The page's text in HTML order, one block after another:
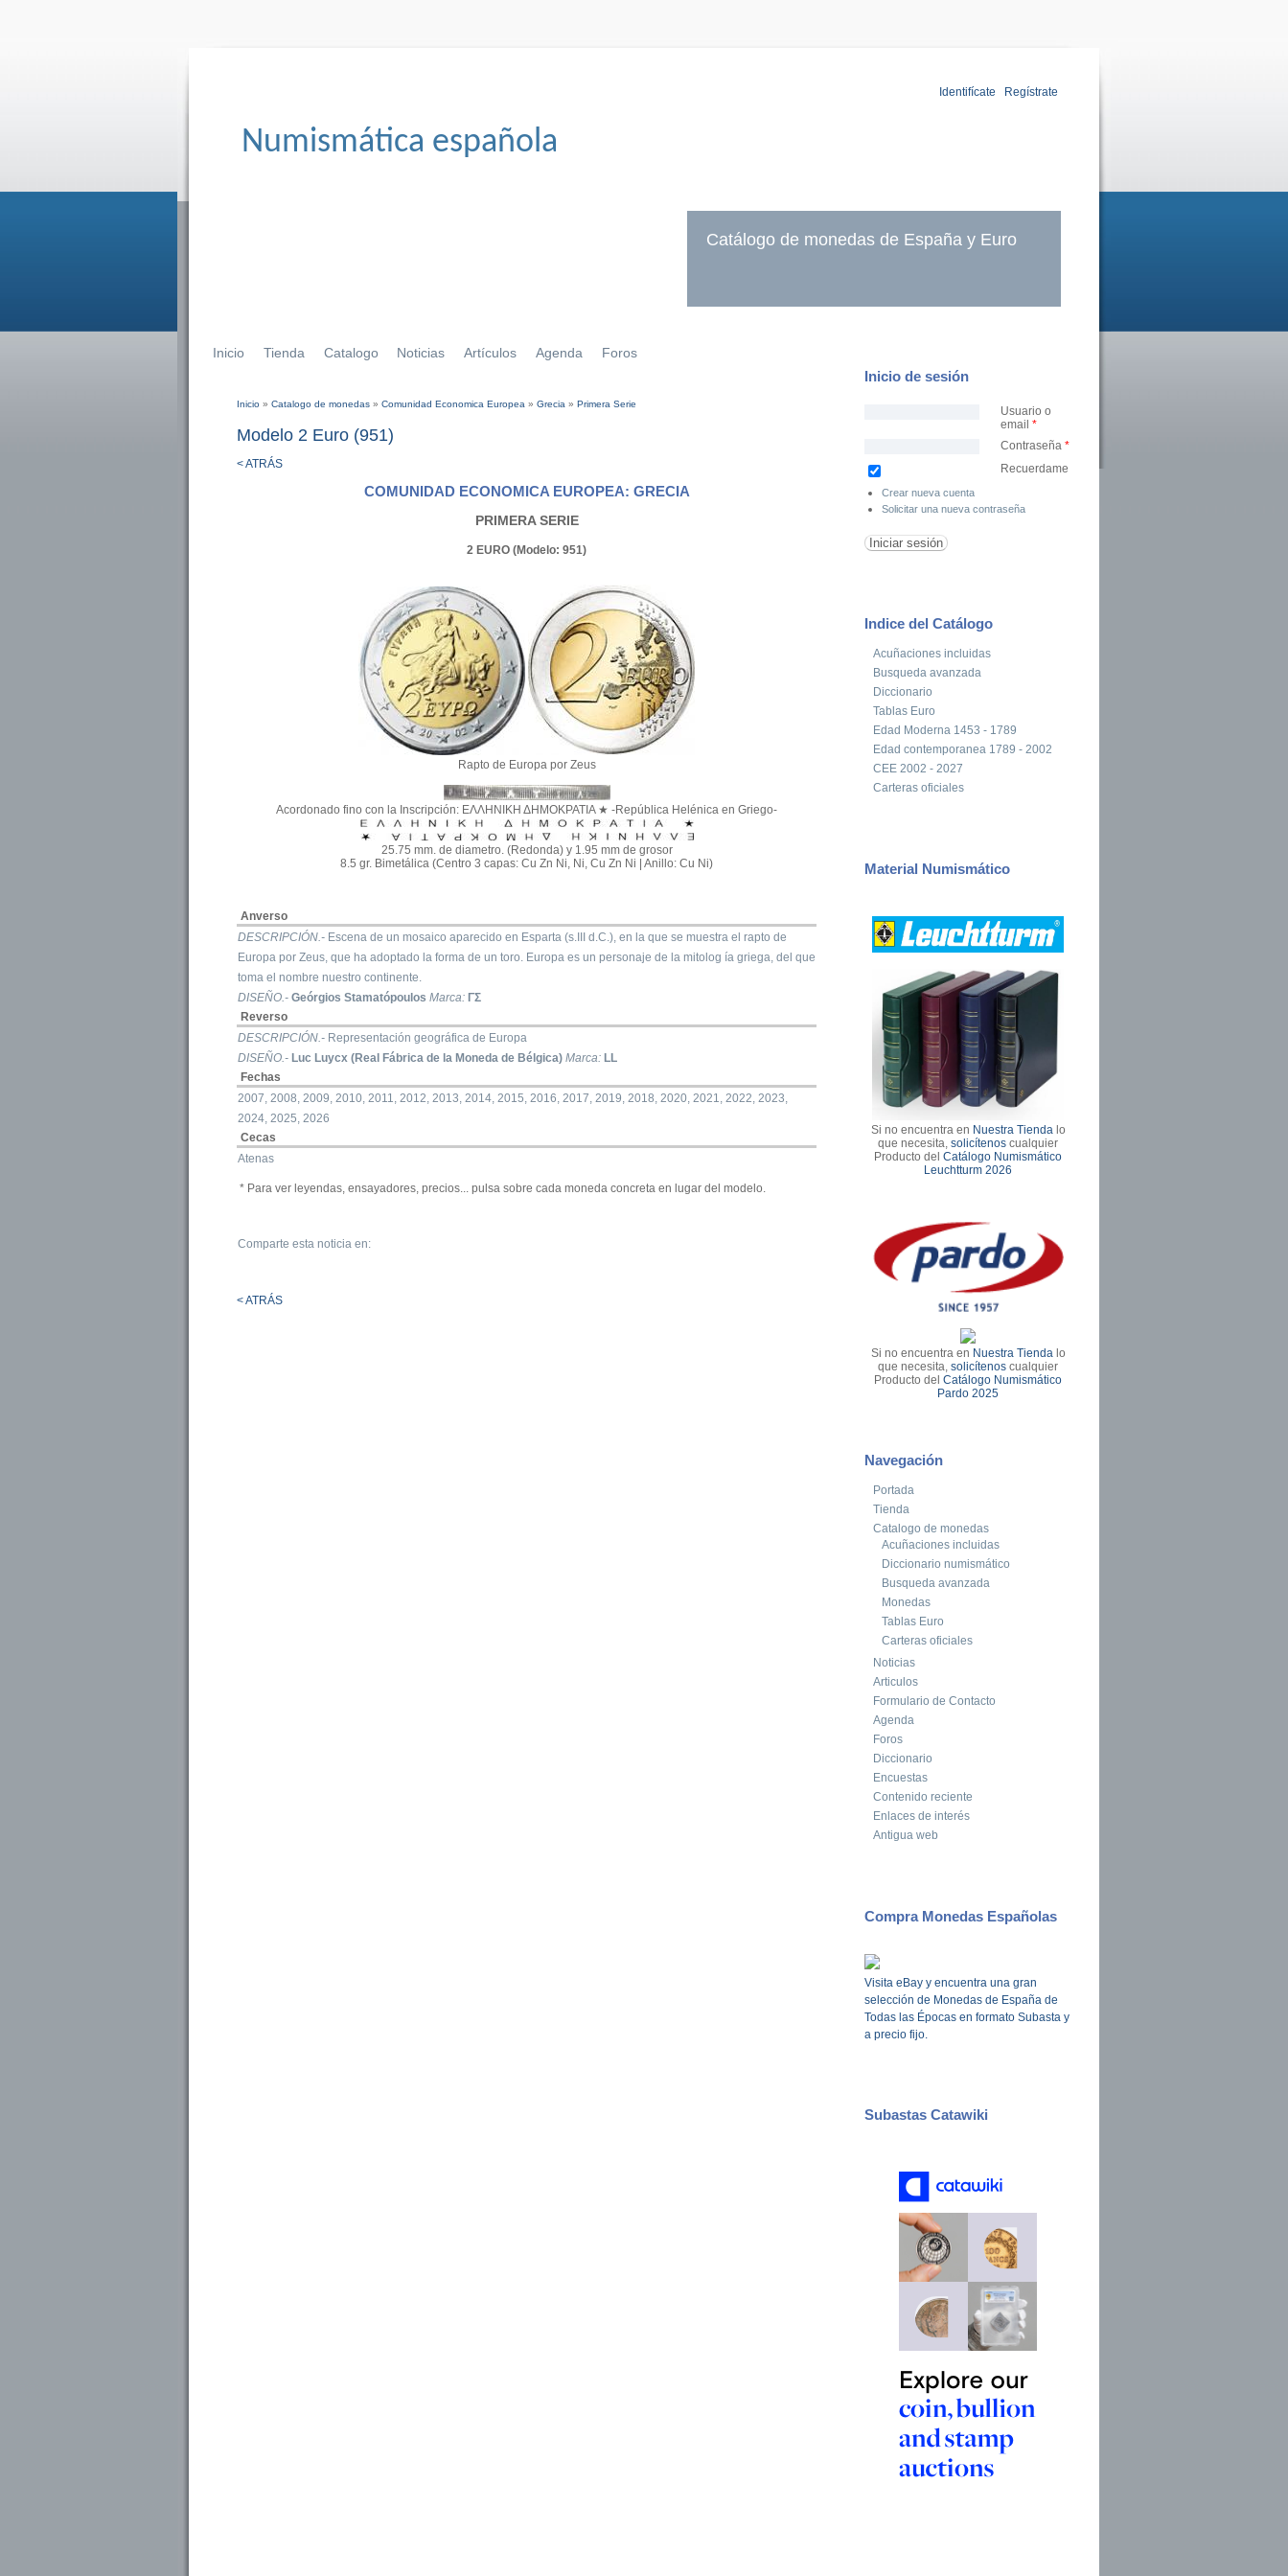
Numismática española
Identifícate Regístrate
Catálogo de monedas de España y Euro
Inicio Tienda Catalogo Noticias Artículos Agenda Foros
Inicio » Catalogo de monedas » Comunidad Economica Europea » Grecia » Primera Serie
Modelo 2 Euro (951)
< ATRÁS
COMUNIDAD ECONOMICA EUROPEA: GRECIA
PRIMERA SERIE
2 EURO (Modelo: 951)
Rapto de Europa por Zeus
Acordonado fino con la Inscripción: ΕΛΛΗΝΙΚΗ ΔΗΜΟΚΡΑΤΙΑ ★ -República Helénica en Griego-
25.75 mm. de diametro. (Redonda) y 1.95 mm de grosor
8.5 gr. Bimetálica (Centro 3 capas: Cu Zn Ni, Ni, Cu Zn Ni | Anillo: Cu Ni)
Anverso
DESCRIPCIÓN.- Escena de un mosaico aparecido en Esparta (s.III d.C.), en la que se muestra el rapto de
Europa por Zeus, que ha adoptado la forma de un toro. Europa es un personaje de la mitolog ía griega, del que
toma el nombre nuestro continente.
DISEÑO.- Geórgios Stamatópoulos Marca: ΓΣ
Reverso
DESCRIPCIÓN.- Representación geográfica de Europa
DISEÑO.- Luc Luycx (Real Fábrica de la Moneda de Bélgica) Marca: LL
Fechas
2007, 2008, 2009, 2010, 2011, 2012, 2013, 2014, 2015, 2016, 2017, 2019, 2018, 2020, 2021, 2022, 2023,
2024, 2025, 2026
Cecas
Atenas
* Para ver leyendas, ensayadores, precios... pulsa sobre cada moneda concreta en lugar del modelo.
Comparte esta noticia en:
< ATRÁS
Inicio de sesión
Usuario o
email *
Contraseña *
Recuerdame
Crear nueva cuenta
Solicitar una nueva contraseña
Indice del Catálogo
Acuñaciones incluidas
Busqueda avanzada
Diccionario
Tablas Euro
Edad Moderna 1453 - 1789
Edad contemporanea 1789 - 2002
CEE 2002 - 2027
Carteras oficiales
Material Numismático
Si no encuentra en Nuestra Tiendalo
que necesita,solicítenos cualquier
Producto delCatálogo Numismático
Leuchtturm 2026
Si no encuentra en Nuestra Tiendalo
que necesita,solicítenos cualquier
Producto delCatálogo Numismático
Pardo 2025
Navegación
Portada
Tienda
Catalogo de monedas
Acuñaciones incluidas
Diccionario numismático
Busqueda avanzada
Monedas
Tablas Euro
Carteras oficiales
Noticias
Articulos
Formulario de Contacto
Agenda
Foros
Diccionario
Encuestas
Contenido reciente
Enlaces de interés
Antigua web
Compra Monedas Españolas
Visita eBay y encuentra una gran
selección de Monedas de España de
Todas las Épocas en formato Subasta y
a precio fijo.
Subastas Catawiki